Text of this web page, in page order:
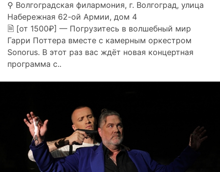
⚲ Волгоградская филармония, г. Волгоград, улица
Набережная 62-ой Армии, дом 4
🗎 [от 1500₽] — Погрузитесь в волшебный мир
Гарри Поттера вместе с камерным оркестром
Sonorus. В этот раз вас ждёт новая концертная
программа с..